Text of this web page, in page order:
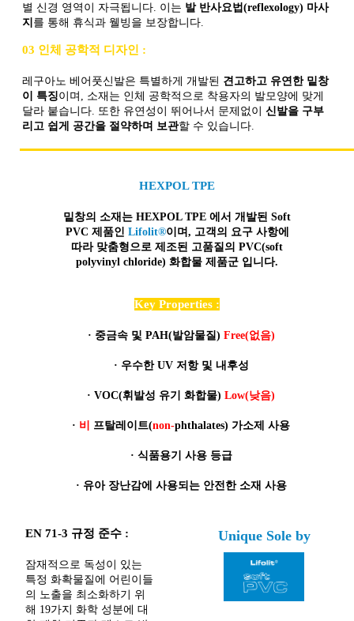
별 신경 영역이 자극됩니다. 이는 발 반사요법(reflexology) 마사
지 를 통해 휴식과 웰빙을 보장합니다.
03 인체 공학적 디자인 :
레구아노 베어풋신발은 특별하게 개발된 견고하고 유연한 밑창
이 특징이며, 소재는 인체 공학적으로 착용자의 발모양에 맞게
달라 붙습니다. 또한 유연성이 뛰어나서 문제없이 신발을 구부
리고 쉽게 공간을 절약하며 보관할 수 있습니다.
HEXPOL TPE
밑창의 소재는 HEXPOL TPE 에서 개발된 Soft
PVC 제품인 Lifolit®이며, 고객의 요구 사항에
따라 맞춤형으로 제조된 고품질 의 PVC(soft
polyvinyl chloride) 화합물 제품군 입니다.
Key Properties :
· 중금속 및 PAH(발암물질) Free(없음)
· 우수한 UV 저항 및 내후성
· VOC(휘발성 유기 화합물) Low(낮음)
· 비 프탈레이트(non-phthalates) 가소제 사용
· 식품용기 사용 등급
· 유아 장난감에 사용되는 안전한 소재 사용
EN 71-3 규정 준수 :
잠재적으로 독성이 있는
특정 화확물질에 어린이들
의 노출을 최소화하기 위
해 19가지 화학 성분에 대
Unique Sole by